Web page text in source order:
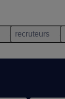
recruteurs